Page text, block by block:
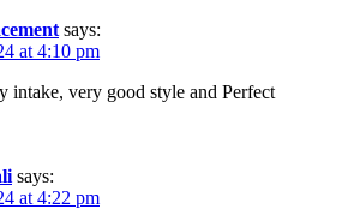
says:
at 4:10 pm
intake, very good style and Perfect
says:
at 4:22 pm